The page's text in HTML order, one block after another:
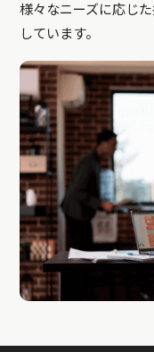
様々なニーズに応じ
しています。